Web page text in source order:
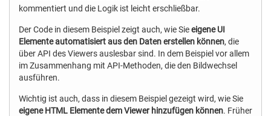
kommentiert und die Logik ist leicht erschließbar.
Der Code in diesem Beispiel zeigt auch, wie Sieeigene UI
Elemente automatisiert aus den Daten erstellen können, die
über API des Viewers auslesbar sind. In dem Beispiel vor allem
im Zusammenhang mit API-Methoden, die den Bildwechsel
ausführen.
Wichtig ist auch, dass in diesem Beispiel gezeigt wird, wie Sie
eigene HTML Elemente dem Viewer hinzufügen können. Früher